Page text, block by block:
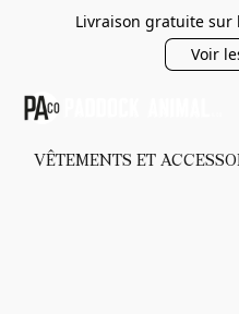
Livraison gratuite sur
Voir
VÊTEMENTS ET